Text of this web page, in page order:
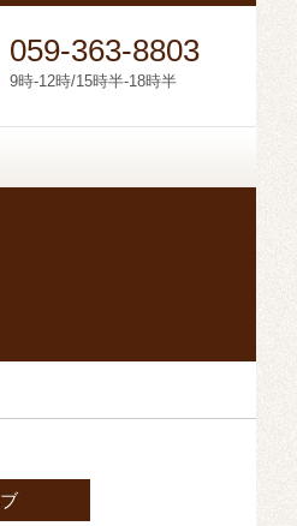
059-363-8803
9時-12時/15時半-18時半